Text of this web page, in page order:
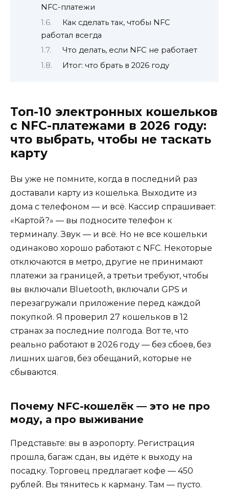
NFC-платежи
Как сделать так, чтобы NFC
работал всегда
Что делать, если NFC не работает
Итог: что брать в 2026 году
Топ-10 электронных кошельков
с NFC-платежами в 2026 году:
что выбрать, чтобы не таскать
карту
Вы уже не помните, когда в последний раз
доставали карту из кошелька. Выходите из
дома с телефоном — и всё. Кассир спрашивает:
«Картой?» — вы подносите телефон к
терминалу. Звук — и всё. Но не все кошельки
одинаково хорошо работают с NFC. Некоторые
отключаются в метро, другие не принимают
платежи за границей, а третьи требуют, чтобы
вы включали Bluetooth, включали GPS и
перезагружали приложение перед каждой
покупкой. Я проверил 27 кошельков в 12
странах за последние полгода. Вот те, что
реально работают в 2026 году — без сбоев, без
лишних шагов, без обещаний, которые не
сбываются.
Почему NFC-кошелёк — это не про
моду, а про выживание
Представьте: вы в аэропорту. Регистрация
прошла, багаж сдан, вы идёте к выходу на
посадку. Торговец предлагает кофе — 450
рублей. Вы тянитесь к карману. Там — пусто.